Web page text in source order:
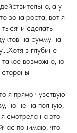
а у
зона роста, вот я
сделать
на сумму на
в глубине
возможно,но
прямо чувствую
но не на полную,
смотрела на это
понимаю, что